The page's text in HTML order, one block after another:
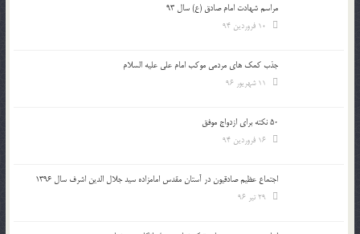
مراسم شهادت امام صادق (ع) سال 93
جذب کمک های مردمی موکب امام علی علیه السلام
50 نکته برای ازدواج موفق
اجتماع عظیم صادقیون در آستان مقدس امامزاده سید جلال الدین اشرف سال 1396